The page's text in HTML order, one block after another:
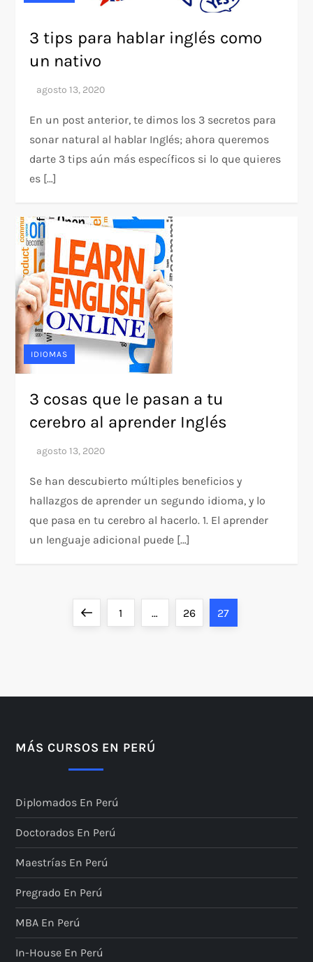
3 tips para hablar inglés como
un nativo
En un post anterior, te dimos los 3 secretos para
sonar natural al hablar Inglés; ahora queremos
darte 3 tips aún más específicos si lo que quieres
es […]
IDIOMAS
3 cosas que le pasan a tu
cerebro al aprender Inglés
Se han descubierto múltiples beneficios y
hallazgos de aprender un segundo idioma, y lo
que pasa en tu cerebro al hacerlo. 1. El aprender
un lenguaje adicional puede […]
n
c
i
ó
n
d
PreviousPage
1 … Page
26 Page
27
MÁS CURSOS EN PERÚ
Diplomados En Perú
Doctorados En Perú
Maestrías En Perú
Pregrado En Perú
MBA En Perú
In-House En Perú